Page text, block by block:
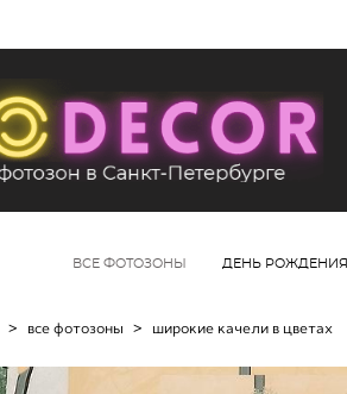
ВСЕ ФОТОЗОНЫ ДЕНЬ РОЖДЕНИЯ
> все фотозоны > широкие качели в цветах